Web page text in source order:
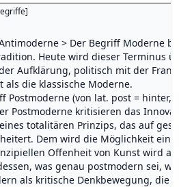
]
> Der Begriff Moderne
Heute wird dieser Terminus
Aufklärung, politisch mit der
als die klassische Moderne.
Postmoderne (von lat. post =
Postmoderne kritisieren das
totalitären Prinzips, das auf
Dem wird die Möglichkeit
Offenheit von Kunst wird
was genau postmodern sei,
als kritische Denkbewegung,